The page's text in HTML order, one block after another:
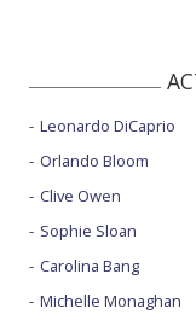
Leonardo DiCaprio
Orlando Bloom
Clive Owen
Sophie Sloan
Carolina Bang
Michelle Monaghan